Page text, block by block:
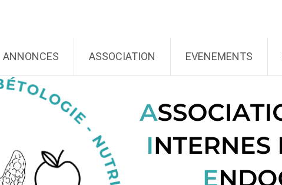
ANNONCES ASSOCIATION EVENEMENTS